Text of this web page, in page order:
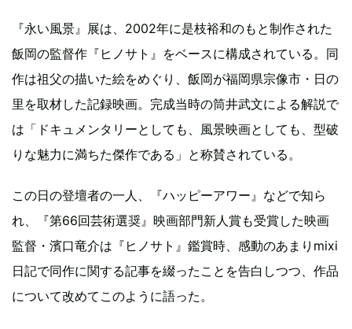
『永い風景』展は、2002年に是枝裕和のもと制作された
飯岡の監督作『ヒノサト』をベースに構成されている。同
作は祖父の描いた絵をめぐり、飯岡が福岡県宗像市・日の
里を取材した記録映画。完成当時の筒井武文による解説で
は「ドキュメンタリーとしても、風景映画としても、型破
りな魅力に満ちた傑作である」と称賛されている。
この日の登壇者の一人、『ハッピーアワー』などで知ら
れ、『第66回芸術選奨』映画部門新人賞も受賞した映画
監督・濱口竜介は『ヒノサト』鑑賞時、感動のあまりmixi
日記で同作に関する記事を綴ったことを告白しつつ、作品
について改めてこのように語った。